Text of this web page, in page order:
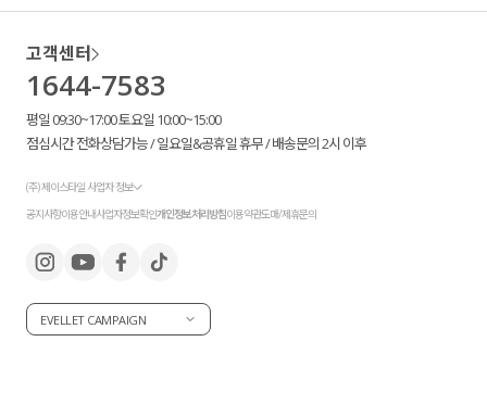
아우터
스커트
언더웨어/파자마
FIT ZOOM
고객센터
1644-7583
평일 09:30~17:00 토요일 10:00~15:00
점심시간 전화상담가능 / 일요일&공휴일 휴무 / 배송문의 2시 이후
(주) 제이스타일 사업자 정보
공지사항이용안내사업자정보확인개인정보처리방침이용약관도매/제휴문의
EVELLET CAMPAIGN